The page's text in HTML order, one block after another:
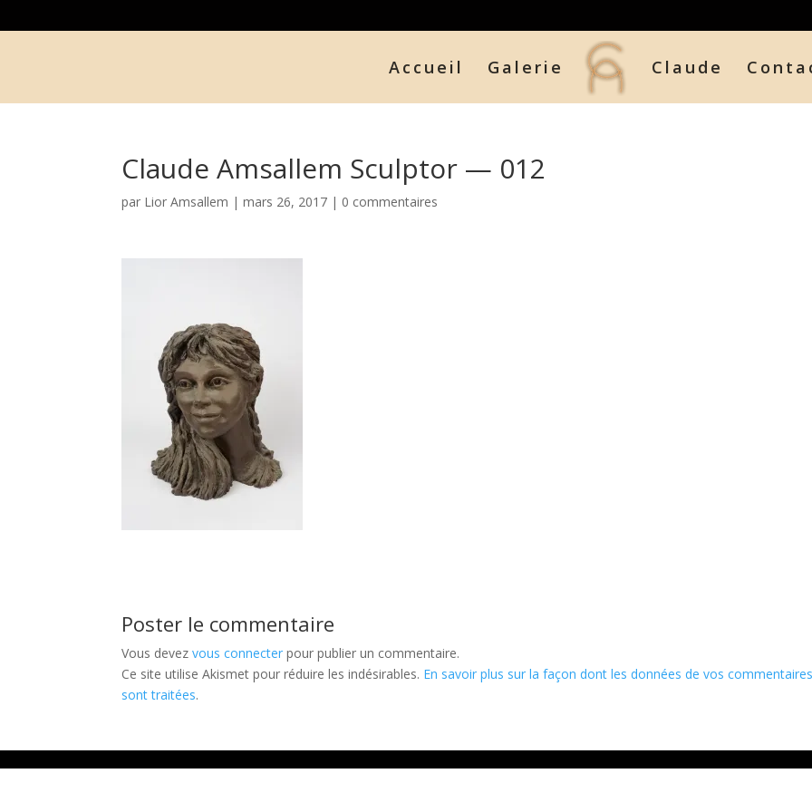
Accueil Galerie Claude
Claude Amsallem Sculptor — 012
par Lior Amsallem |mars 26, 2017 | 0 commentaires
Poster le commentaire
Vous devezvous connecter pour publier un commentaire.
Ce site utilise Akismet pour réduire les indésirables. En savoir plus sur la façon dont les données de vos
sont traitées.